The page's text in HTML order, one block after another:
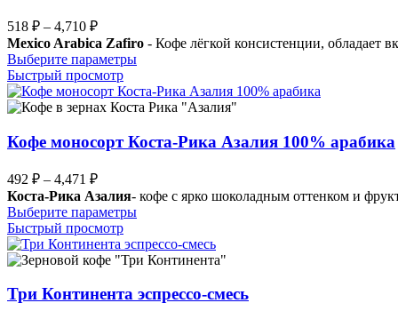
странице
товара.
518 ₽ – 4,710 ₽Диапазон
цен:
518 ₽
–
4,710 ₽
Mexico Arabica Zafiro - Кофе лёгкой консистенции, обладает
Выберите параметрыЭтот
имеет
несколько
Опции
можно
странице
товара.
Быстрый просмотр
Кофе моносорт Коста-Рика Азалия 100% арабика
492 ₽ – 4,471 ₽Диапазон
цен:
492 ₽
–
4,471 ₽
Коста-Рика Азалия- кофе с ярко шоколадным оттенком и
Выберите параметрыЭтот
имеет
несколько
Опции
можно
Быстрый просмотр
Три Континента эспрессо-смесь